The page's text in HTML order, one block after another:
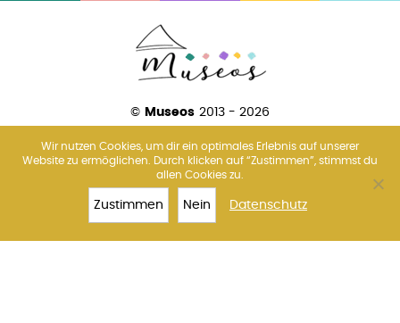
© Museos 2013 - 2026
Amsterdam Barcelona
Florenz
Madrid
Paris Rom Venedig
Wir nutzen Cookies, um dir ein optimales Erlebnis auf unserer
Website zu ermöglichen. Durch klicken auf “Zustimmen”, stimmst du
allen Cookies zu.
Zustimmen Nein Datenschutz